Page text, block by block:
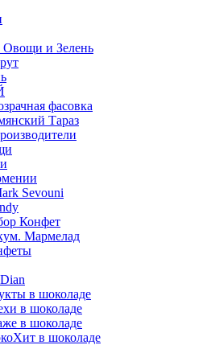
и Зелень
фасовка
Тараз
Sevouni
Конфет
Мармелад
в шоколаде
в шоколаде
в шоколаде
в шоколаде